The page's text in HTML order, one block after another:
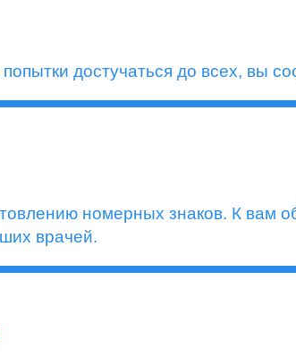
достучаться до всех, вы
номерных знаков. К вам
врачей.